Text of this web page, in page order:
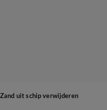
Zand uit schip verwijderen